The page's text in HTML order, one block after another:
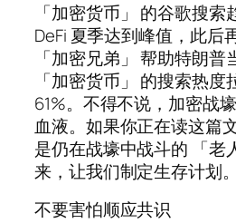
「加密货币」 的谷歌搜索
DeFi 夏季达到峰值，此后
「加密兄弟」 帮助特朗
「加密货币」 的搜索热度
61%。不得不说，加密战
血液。如果你正在读这篇
是仍在战壕中战斗的 「老
来，让我们制定生存计划。
不要害怕顺应共识